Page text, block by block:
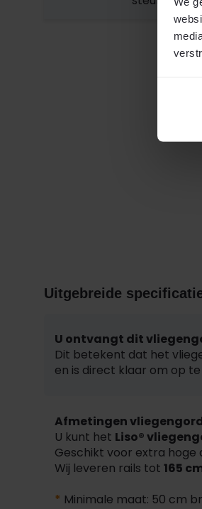
Uitgebreide
U ontvangt dit
Dit betekent dat het
en is direct klaar om op
Afmetingen
U kunt het Liso®
Geschikt voor extra hoge
Wij leveren rails tot 165
* Minimale maat: 50 cm